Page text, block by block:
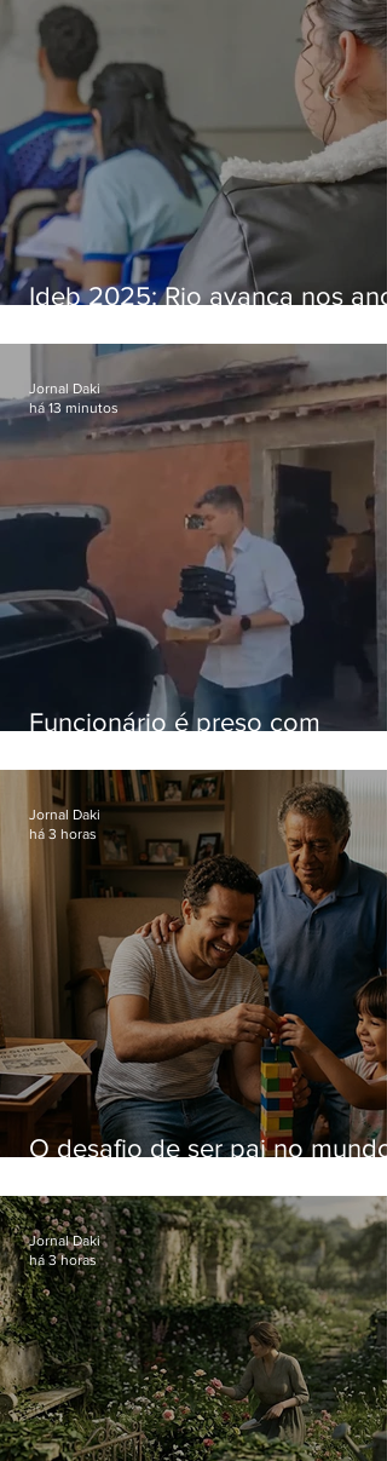
Ideb 2025: Rio avança nos
nacional
Funcionário é preso com
Hospital do Andaraí
Jornal Daki
há 13 minutos
O desafio de ser pai no mundo
Jornal Daki
há 3 horas
Jornal Daki
há 3 horas